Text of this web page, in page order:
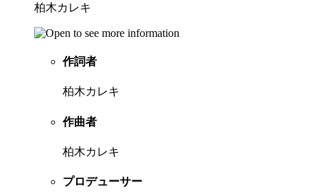
柏木カレキ
作詞者
柏木カレキ
作曲者
柏木カレキ
プロデューサー